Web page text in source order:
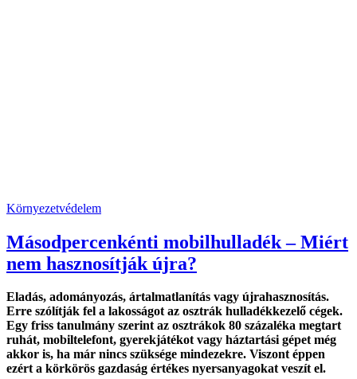
Környezetvédelem
Másodpercenkénti mobilhulladék – Miért
nem hasznosítják újra?
Eladás, adományozás, ártalmatlanítás vagy újrahasznosítás.
Erre szólítják fel a lakosságot az osztrák hulladékkezelő cégek.
Egy friss tanulmány szerint az osztrákok 80 százaléka megtart
ruhát, mobiltelefont, gyerekjátékot vagy háztartási gépet még
akkor is, ha már nincs szüksége mindezekre. Viszont éppen
ezért a körkörös gazdaság értékes nyersanyagokat veszít el.